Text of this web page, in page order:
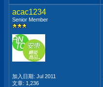
acac1234
Senior Member
加入日期: Jul 2011
文章: 1,236